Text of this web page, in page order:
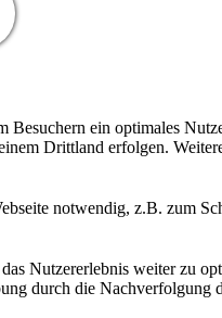
Besuchern ein optimales
Drittland erfolgen.
notwendig, z.B. zum
Nutzererlebnis weiter zu
durch die Nachverfolgung